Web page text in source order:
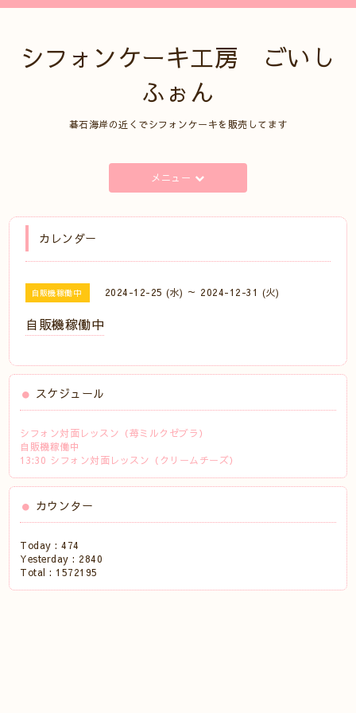
シフォンケーキ工房 ごいし
ふぉん
碁石海岸の近くでシフォンケーキを販売してます
メニュー
カレンダー
自販機稼働中 2024-12-25 (水) ～ 2024-12-31 (火)
自販機稼働中
スケジュール
シフォン対面レッスン（苺ミルクゼブラ）
自販機稼働中
13:30 シフォン対面レッスン（クリームチーズ）
カウンター
Today :474
Yesterday : 2840
Total : 1572195